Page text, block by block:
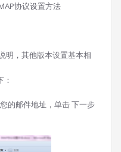
协议设置方法
明，其他版本设置基本相
的邮件地址，单击 下一步